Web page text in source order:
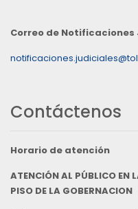
Correo de Notificaciones
Contáctenos
Horario de atención
ATENCIÓN AL PÚBLICO EN
PISO DE LA GOBERNACION